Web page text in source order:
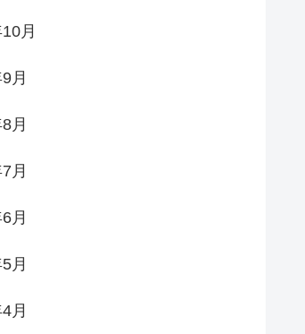
月
月
月
月
月
月
月